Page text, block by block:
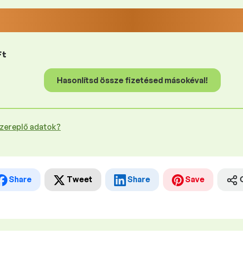
Hasonlítsd össze fizetésed másokéval!
adatok?
Share Tweet Share Save